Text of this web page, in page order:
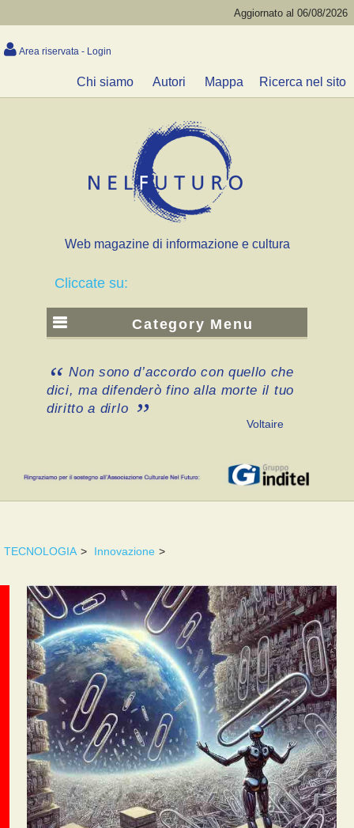
Aggiornato al 06/08/2026
Area riservata - Login
Chi siamo Autori Mappa Ricerca nel sito
Web magazine di informazione e cultura
Cliccate su:
Category Menu
Non sono d’accordo con quello che
dici, ma difenderò fino alla morte il tuo
diritto a dirlo
Voltaire
TECNOLOGIA > Innovazione >